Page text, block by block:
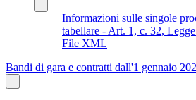
Informazioni sulle singole
tabellare - Art. 1, c. 32,
File XML
Bandi di gara e contratti dall'1 gennaio